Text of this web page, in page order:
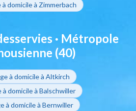
domicile à Zimmerbach
· Métropole
(40)
à domicile à Altkirch
à domicile à Balschwiller
à domicile à Bernwiller